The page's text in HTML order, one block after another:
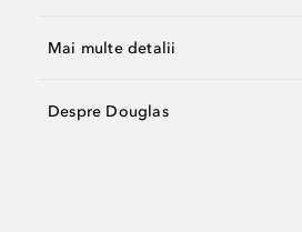
Mai multe detalii
Despre Douglas